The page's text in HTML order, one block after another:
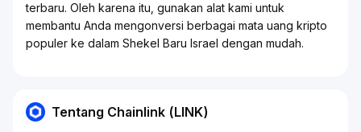
terbaru. Oleh karena itu, gunakan alat kami untuk
membantu Anda mengonversi berbagai mata uang kripto
populer ke dalam Shekel Baru Israel dengan mudah.
Tentang Chainlink (LINK)